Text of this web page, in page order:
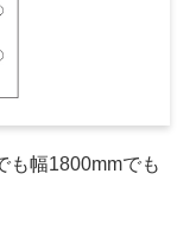
も幅1800mmでも